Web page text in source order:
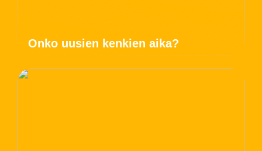
Onko uusien kenkien aika?